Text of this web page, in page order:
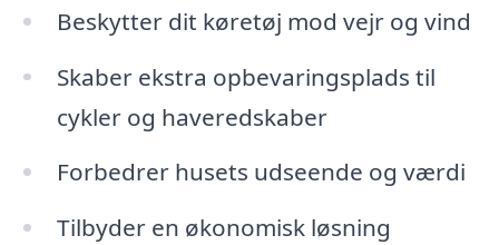
Beskytter dit køretøj mod vejr og vind
Skaber ekstra opbevaringsplads til
cykler og haveredskaber
Forbedrer husets udseende og værdi
Tilbyder en økonomisk løsning